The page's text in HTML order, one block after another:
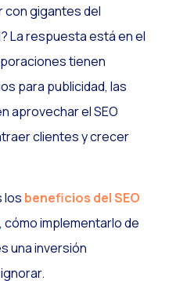
gigantes del
La respuesta está en el
tienen
para publicidad, las
aprovechar el SEO
clientes y crecer
los beneficios del SEO
, cómo implementarlo de
una inversión